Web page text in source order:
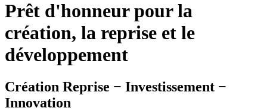
Prêt d'honneur pour la
création, la reprise et le
développement
Création Reprise − Investissement −
Innovation